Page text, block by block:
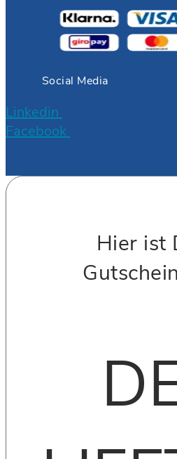
Social Media
Linkedin
Facebook
Hier ist